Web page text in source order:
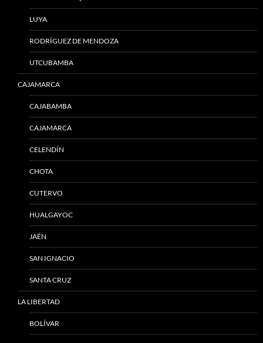
LUYA
RODRÍGUEZ DE MENDOZA
UTCUBAMBA
CAJAMARCA
CAJABAMBA
CAJAMARCA
CELENDÍN
CHOTA
CUTERVO
HUALGAYOC
JAÉN
SAN IGNACIO
SANTA CRUZ
LA LIBERTAD
BOLÍVAR